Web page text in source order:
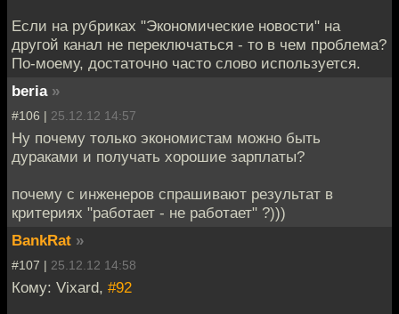
Если на рубриках "Экономические новости" на
другой канал не переключаться - то в чем проблема?
По-моему, достаточно часто слово используется.
beria »
#106 | 25.12.12 14:57
Ну почему только экономистам можно быть
дураками и получать хорошие зарплаты?
почему с инженеров спрашивают результат в
критериях "работает - не работает" ?)))
BankRat »
#107 | 25.12.12 14:58
Кому: Vixard, #92